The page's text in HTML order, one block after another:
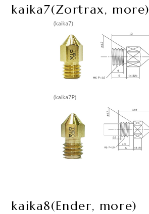
kaika7(Zortrax, more)​
kaika8(Ender, more)​